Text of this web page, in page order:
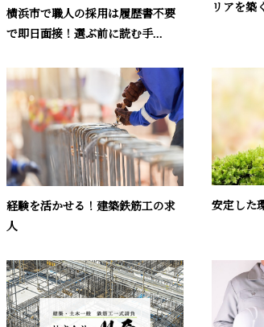
横浜市で職人の採用は履歴書不要
で即日面接！選ぶ前に読む手...
リアを築
経験を活かせる！建築鉄筋工の求
人
安定した